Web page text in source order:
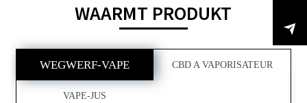
WAARMT PRODUKT
WEGWERF-VAPE CBD A VAPORISATEUR
VAPE-JUS